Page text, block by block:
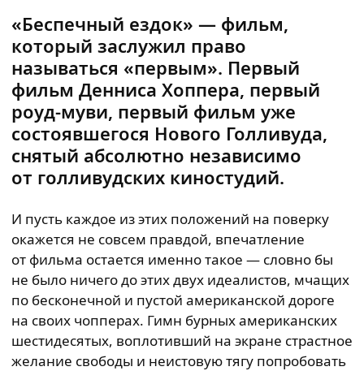
«Беспечный ездок» — фильм,
который заслужил право
называться «первым». Первый
фильм Денниса Хоппера, первый
роуд-муви, первый фильм уже
состоявшегося Нового Голливуда,
снятый абсолютно независимо
от голливудских киностудий.
И пусть каждое из этих положений на поверку
окажется не совсем правдой, впечатление
от фильма остается именно такое — словно бы
не было ничего до этих двух идеалистов, мчащих
по бесконечной и пустой американской дороге
на своих чопперах. Гимн бурных американских
шестидесятых, воплотивший на экране страстное
желание свободы и неистовую тягу попробовать